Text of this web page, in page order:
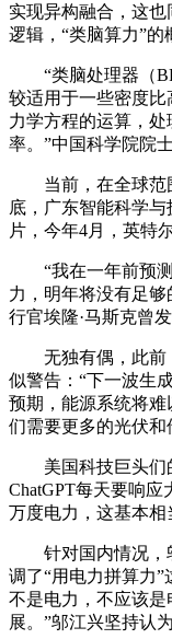
实现异构融合，这
逻辑，“类脑算力”的
“类脑处理器（
较适用于一些密度
力学方程的运算，
率。”中国科学院院
当前，在全球范
底，广东智能科学
片，今年4月，英特
“我在一年前预测
力，明年将没有足够
行官埃隆·马斯克曾
无独有偶，此前，
似警告：“下一波生
预期，能源系统将
们需要更多的光伏和
美国科技巨头们的
ChatGPT每天要响
万度电力，这基本相
针对国内情况，
调了“用电力拼算力
不是电力，不应该
展。”邬江兴坚持认为